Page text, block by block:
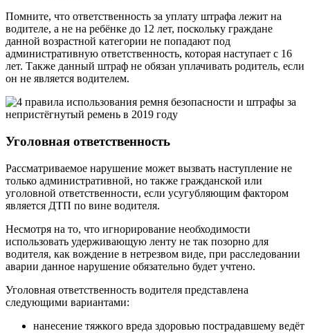
Помните, что ответственность за уплату штрафа лежит на
водителе, а не на ребёнке до 12 лет, поскольку граждане
данной возрастной категории не попадают под
административную ответственность, которая наступает с 16
лет. Также данный штраф не обязан уплачивать родитель, если
он не является водителем.
Уголовная ответственность
Рассматриваемое нарушение может вызвать наступление не
только административной, но также гражданской или
уголовной ответственности, если усугубляющим фактором
является ДТП по вине водителя.
Несмотря на то, что игнорирование необходимости
использовать удерживающую ленту не так позорно для
водителя, как вождение в нетрезвом виде, при расследовании
аварии данное нарушение обязательно будет учтено.
Уголовная ответственность водителя представлена
следующими вариантами:
нанесение тяжкого вреда здоровью пострадавшему ведёт